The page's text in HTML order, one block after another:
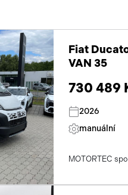
zadní
Fiat
VAN 35
730 489
2026
manuální
MOTORTEC